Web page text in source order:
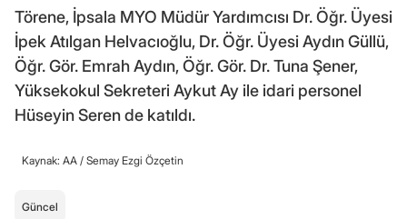
Törene, İpsala MYO Müdür Yardımcısı Dr. Öğr. Üyesi
İpek Atılgan Helvacıoğlu, Dr. Öğr. Üyesi Aydın Güllü,
Öğr. Gör. Emrah Aydın, Öğr. Gör. Dr. Tuna Şener,
Yüksekokul Sekreteri Aykut Ay ile idari personel
Hüseyin Seren de katıldı.
Kaynak: AA / Semay Ezgi Özçetin
Güncel